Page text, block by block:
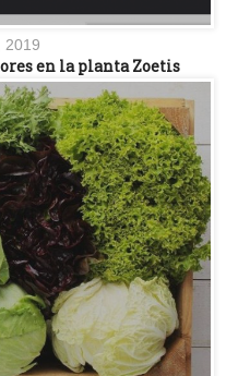
2019
en la planta Zoetis